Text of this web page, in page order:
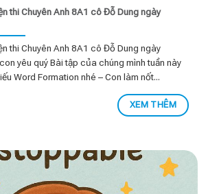
thi Chuyên Anh 8A1 cô Đỗ Dung ngày
thi Chuyên Anh 8A1 cô Đỗ Dung ngày
yêu quý Bài tập của chúng mình tuần này
Word Formation nhé – Con làm nốt...
XEM THÊM